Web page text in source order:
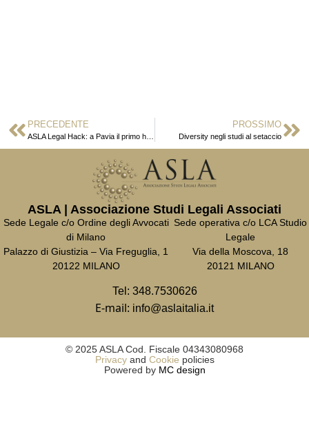
PRECEDENTE PROSSIMO
Diversity negli studi al setaccio
ASLA | Associazione Studi Legali Associati
Sede Legale c/o Ordine degli Avvocati
di Milano
Palazzo di Giustizia – Via Freguglia, 1
20122 MILANO
Sede operativa c/o LCA Studio
Legale
Via della Moscova, 18
20121 MILANO
Tel: 348.7530626
E-mail: info@aslaitalia.it
© 2025 ASLA Cod. Fiscale 04343080968
Privacyand Cookie policies
Powered by MC design